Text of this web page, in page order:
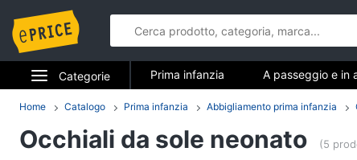
Categorie
Elettrodomestici
Informatica
Prima
Prima infanzia A passeggio e in
Pappa e allattamento Relax e
Home Catalogo Prima infanzia Abbigliamento prima infanzia
Occhiali da sole neonato (5